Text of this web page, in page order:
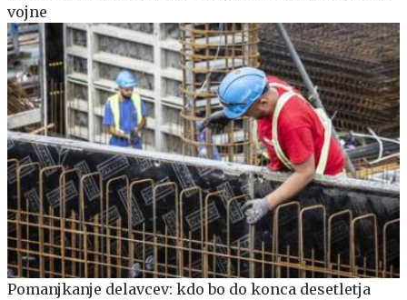
vojne
Pomanjkanje delavcev: kdo bo do konca desetletja